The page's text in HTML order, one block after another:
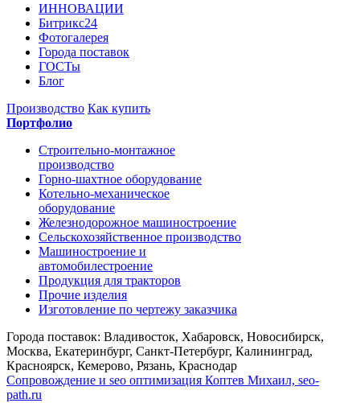
ИННОВАЦИИ
Битрикс24
Фотогалерея
Города поставок
ГОСТы
Блог
Производство Как купить
Портфолио
Строительно-монтажное
производство
Горно-шахтное оборудование
Котельно-механическое
оборудование
Железнодорожное машиностроение
Сельскохозяйственное производство
Машиностроение и
автомобилестроение
Продукция для тракторов
Прочие изделия
Изготовление по чертежу заказчика
Города поставок: Владивосток, Хабаровск, Новосибирск,
Москва, Екатеринбург, Санкт-Петербург, Калининград,
Красноярск, Кемерово, Рязань, Краснодар
Сопровождение и seo оптимизация Коптев Михаил, seo-
path.ru